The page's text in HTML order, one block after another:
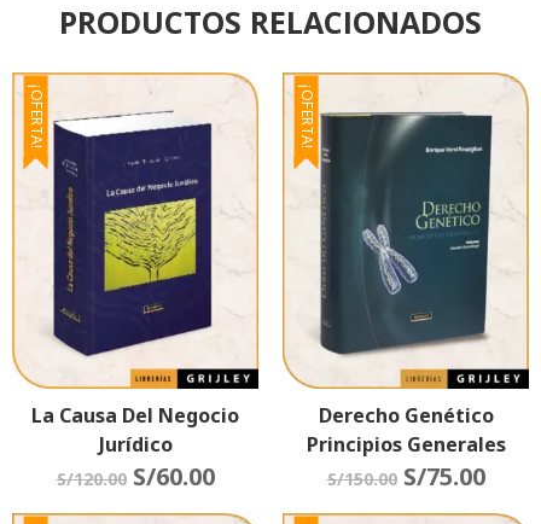
PRODUCTOS RELACIONADOS
¡OFERTA!
La Causa Del Negocio
Jurídico
S/120.00 S/60.00
¡OFERTA!
Derecho Genético
Principios Generales
S/150.00 S/75.00